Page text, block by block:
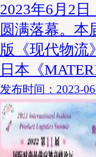
2023年6月2
圆满落幕。本
版《现代物流
日本《
发布时间：